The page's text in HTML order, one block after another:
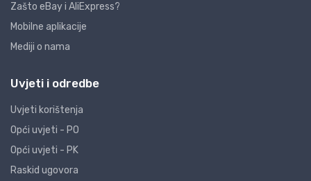
Zašto eBay i AliExpress?
Mobilne aplikacije
Mediji o nama
Uvjeti i odredbe
Uvjeti korištenja
Opći uvjeti - PO
Opći uvjeti - PK
Raskid ugovora